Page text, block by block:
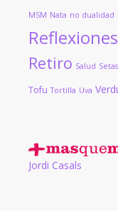
MSM Nata no dualidad
Reflexiones
Retiro Salud Setas
Tofu Tortilla Uva
Jordi Casals